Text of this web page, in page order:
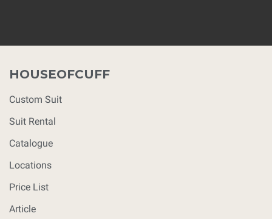
HOUSEOFCUFF
Custom Suit
Suit Rental
Catalogue
Locations
Price List
Article